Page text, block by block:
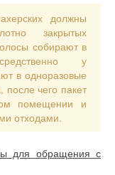
должны
закрытых
собирают в
у
в одноразовые
чего пакет
помещении и
отходами.
для обращения с